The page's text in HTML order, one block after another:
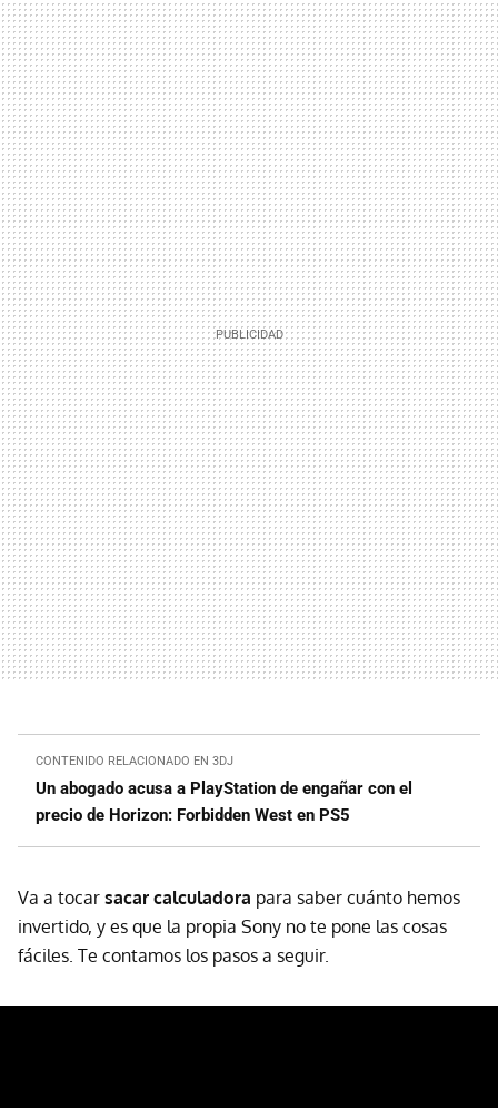
CONTENIDO RELACIONADO EN 3DJ
Un abogado acusa a PlayStation de engañar con el
precio de Horizon: Forbidden West en PS5
Va a tocar sacar calculadora para saber cuánto hemos
invertido, y es que la propia Sony no te pone las cosas
fáciles. Te contamos los pasos a seguir.